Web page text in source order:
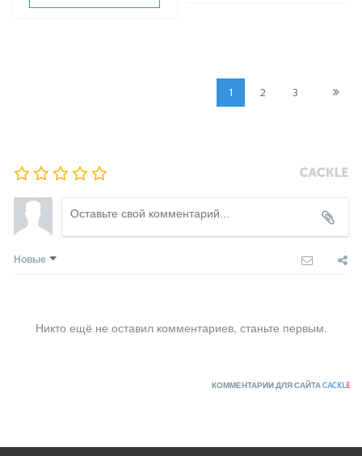
1 2 3
Новые
Никто ещё не оставил комментариев, станьте первым.
КОММЕНТАРИИ ДЛЯ САЙТАCACKLE